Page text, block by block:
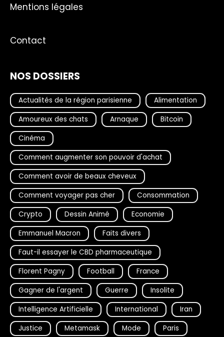
Mentions légales
Contact
NOS DOSSIERS
Actualités de la région parisienne
Alimentation
Amoureux des chats
Arnaque
Bitcoin
Cinéma
Comment augmenter son pouvoir d'achat
Comment avoir de beaux cheveux
Comment voyager pas cher
Consommation
Crypto
Dessin Animé
Economie
Emmanuel Macron
Faits divers
Faut-il essayer le CBD pharmaceutique
Florent Pagny
Football
France
Gagner de l'argent
Guerre
Insolite
Intelligence Artificielle
International
Iran
Justice
Metamask Mode Paris